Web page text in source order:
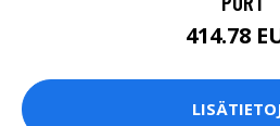
414.78